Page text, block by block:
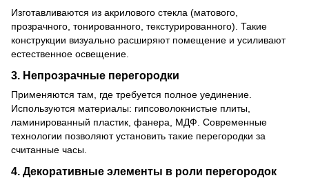
Изготавливаются из акрилового стекла (матового,
прозрачного, тонированного, текстурированного). Такие
конструкции визуально расширяют помещение и усиливают
естественное освещение.
3. Непрозрачные перегородки
Применяются там, где требуется полное уединение.
Используются материалы: гипсоволокнистые плиты,
ламинированный пластик, фанера, МДФ. Современные
технологии позволяют установить такие перегородки за
считанные часы.
4. Декоративные элементы в роли перегородок